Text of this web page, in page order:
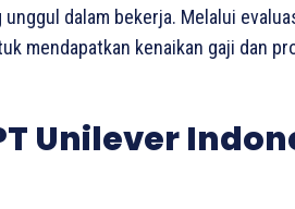
dalam bekerja. Melalui
mendapatkan kenaikan gaji dan
Unilever